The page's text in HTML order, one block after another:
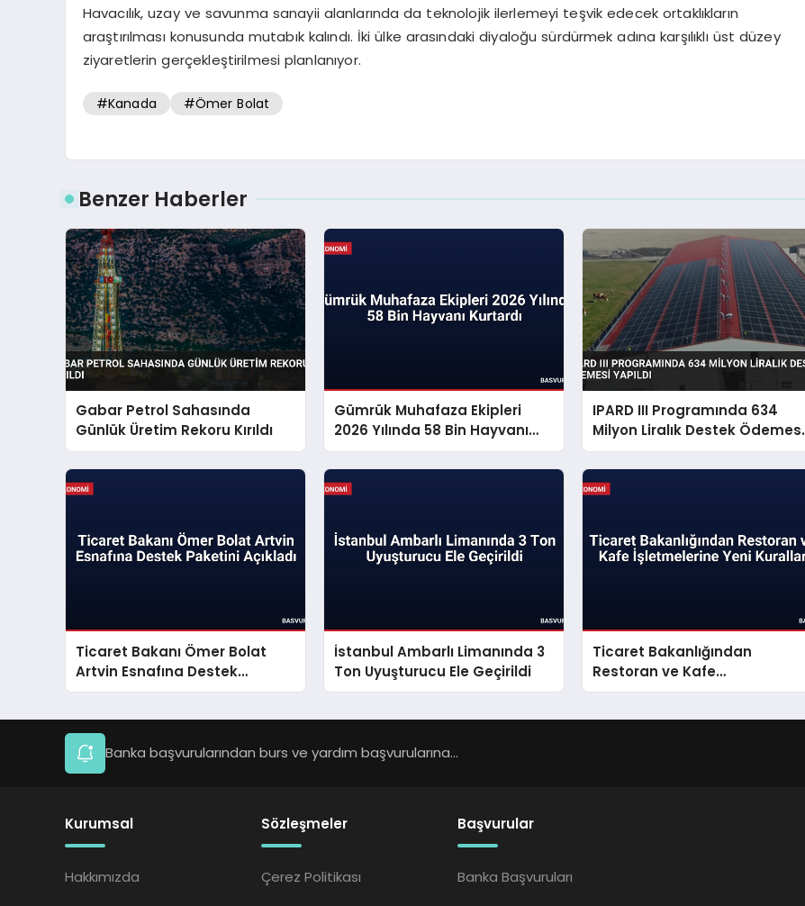
Havacılık, uzay ve savunma sanayii alanlarında da teknolojik ilerlemeyi teşvik edecek ortaklıkların
araştırılması konusunda mutabık kalındı. İki ülke arasındaki diyaloğu sürdürmek adına karşılıklı üst düzey
ziyaretlerin gerçekleştirilmesi planlanıyor.
#Kanada #Ömer Bolat
Benzer Haberler
Gabar Petrol Sahasında
Günlük Üretim Rekoru Kırıldı
Gümrük Muhafaza Ekipleri
2026 Yılında 58 Bin Hayvanı
Kurtardı
IPARD III Programında 634
Milyon Liralık Destek Ödemesi
Yapıldı
Ticaret Bakanı Ömer Bolat
Artvin Esnafına Destek
Paketini Açıkladı
İstanbul Ambarlı Limanında 3
Ton Uyuşturucu Ele Geçirildi
Ticaret Bakanlığından
Restoran ve Kafe
İşletmelerine Yeni Kurallar
Banka başvurularından burs ve yardım başvurularına...
Kurumsal
Hakkımızda
Sözleşmeler
Çerez Politikası
Başvurular
Banka Başvuruları